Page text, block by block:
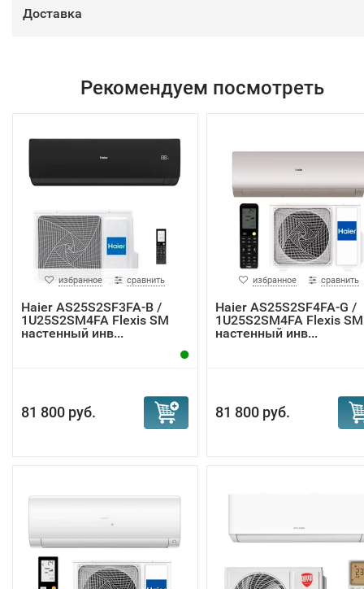
Доставка
Рекомендуем посмотреть
избранное сравнить
Haier AS25S2SF3FA-B /
1U25S2SM4FA Flexis SM
настенный инв...
81 800 руб.
избранное сравнить
Haier AS25S2SF4FA-G /
1U25S2SM4FA Flexis SM
настенный инв...
81 800 руб.